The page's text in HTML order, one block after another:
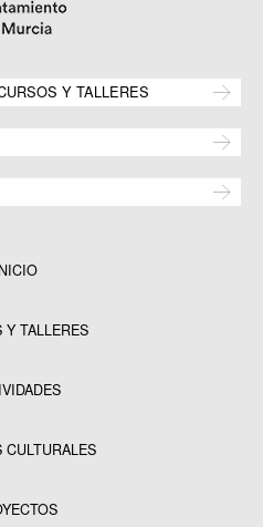
Y TALLERES
Y TALLERES
CULTURALES